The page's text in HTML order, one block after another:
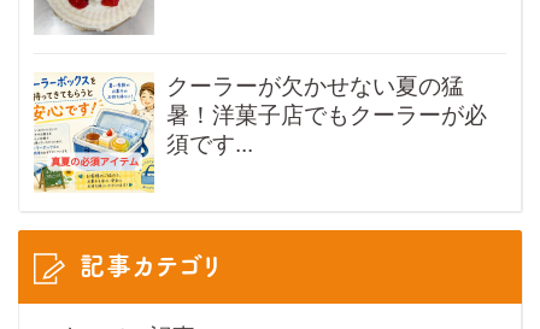
クーラーが欠かせない夏の猛
暑！洋菓子店でもクーラーが必
須です...
記事カテゴリ